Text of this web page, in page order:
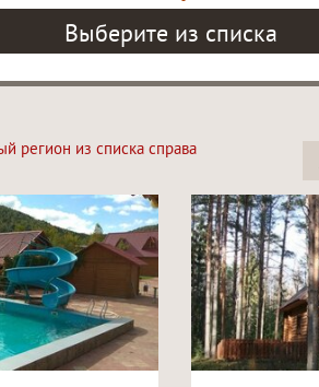
Выберите из списка
регион из списка справа